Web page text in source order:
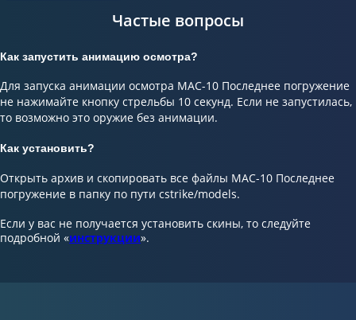
Частые вопросы
Как запустить анимацию осмотра?
Для запуска анимации осмотра MAC-10 Последнее погружение
не нажимайте кнопку стрельбы 10 секунд. Если не запустилась,
то возможно это оружие без анимации.
Как установить?
Открыть архив и скопировать все файлы MAC-10 Последнее
погружение в папку по пути cstrike/models.
Если у вас не получается установить скины, то следуйте
подробной «инструкции».